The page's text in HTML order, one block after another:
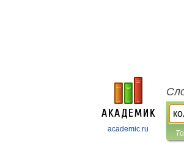
academic.ru